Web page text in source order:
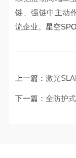
链、强链中主动
流企业。星空
上一篇：激光
下一篇：全防护